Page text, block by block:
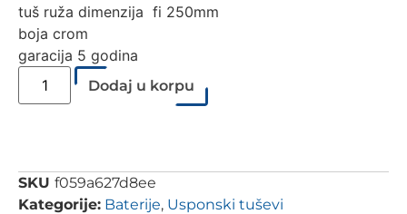
tuš ruža dimenzija fi 250mm
boja crom
garacija 5 godina
Dodaj u korpu
SKU f059a627d8ee
Kategorije: Baterije, Usponski tuševi